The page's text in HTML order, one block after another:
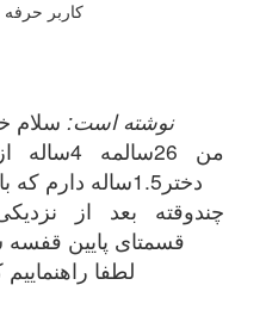
royano نوشته است: سلام
من
دختر1.5ساله دارم که با سزارین بدنیا اومده
چندوقته بعد از
قسمتای پایین
لطفا